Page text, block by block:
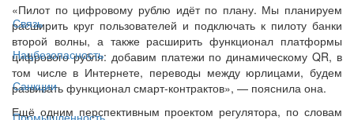
Связь
Нацбезопасность
Санкции
Промышленность
«Пилот по цифровому рублю идёт по плану. Мы планируем
расширить круг пользователей и подключать к пилоту банки
второй волны, а также расширить функционал платформы
цифрового рубля: добавим платежи по динамическому QR, в
том числе в Интернете, переводы между юрлицами, будем
развивать функционал смарт-контрактов», — пояснила она.
Ещё одним перспективным проектом регулятора, по словам